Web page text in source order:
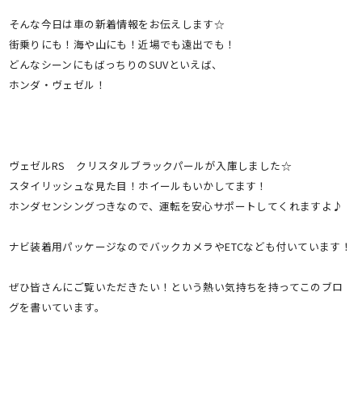
そんな今日は車の新着情報をお伝えします☆
街乗りにも！海や山にも！近場でも遠出でも！
どんなシーンにもばっちりのSUVといえば、
ホンダ・ヴェゼル！
ヴェゼルRS クリスタルブラックパールが入庫しました☆
スタイリッシュな見た目！ホイールもいかしてます！
ホンダセンシングつきなので、運転を安心サポートしてくれますよ♪
ナビ装着用パッケージなのでバックカメラやETCなども付いています！
ぜひ皆さんにご覧いただきたい！という熱い気持ちを持ってこのブロ
グを書いています。